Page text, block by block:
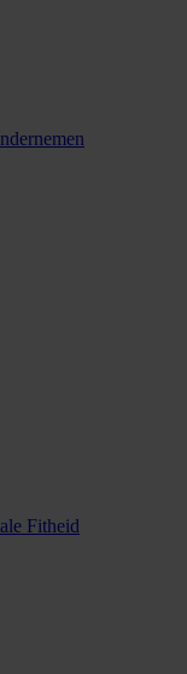
Fitheid